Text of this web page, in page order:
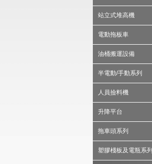
站立式堆高機
電動拖板車
油桶搬運設備
半電動/手動系列
人員撿料機
升降平台
拖車頭系列
塑膠棧板及電瓶系列